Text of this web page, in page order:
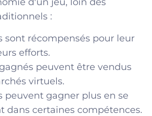
:
sont récompensés pour leur
efforts.
peuvent être vendus
virtuels.
peuvent gagner plus en se
dans certaines compétences.